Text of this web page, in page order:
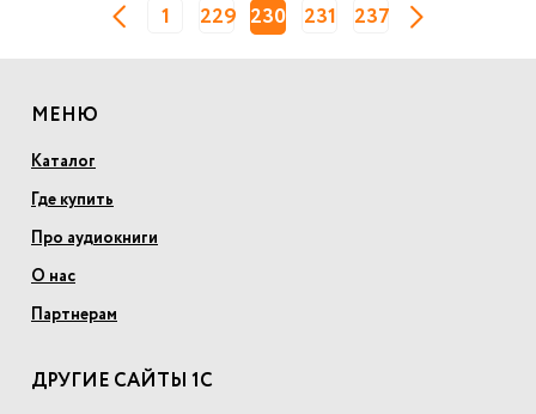
1 229 230 231 237
МЕНЮ
Каталог
Где купить
Про аудиокниги
О нас
Партнерам
ДРУГИЕ САЙТЫ 1С